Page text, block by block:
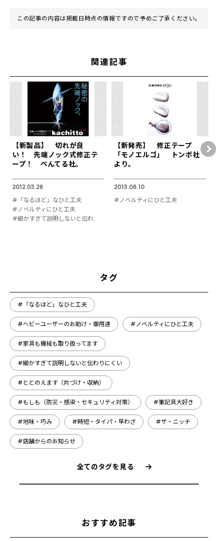
この記事の内容は掲載日時点の情報ですので予めご了承ください。
関連記事
【新製品】 切れが良
い！ 先端ノック式修正テ
ープ！ ぺんてる社。
2012.03.26
#「なるほど」なひと工夫
#ノベルティにひと工夫
#細かすぎて説明しないと伝わりにくい
【新発売】 修正テープ
「モノエルゴ」 トンボ社
より。
2013.06.10
#ノベルティにひと工夫
タグ
#「なるほど」なひと工夫
#ヘビーユーザーのお助け・御用達 #ノベルティにひと工夫
#家具も機械も取り扱ってます
#細かすぎて説明しないと伝わりにくい
#ととのえます（片づけ・収納）
#もしも（防災・感染・セキュリティ対策） #筆記具大好き
#地味・巧み #時短・タイパ・早わざ #ザ・ニッチ
#店舗からのお知らせ
全てのタグを見る
おすすめ記事